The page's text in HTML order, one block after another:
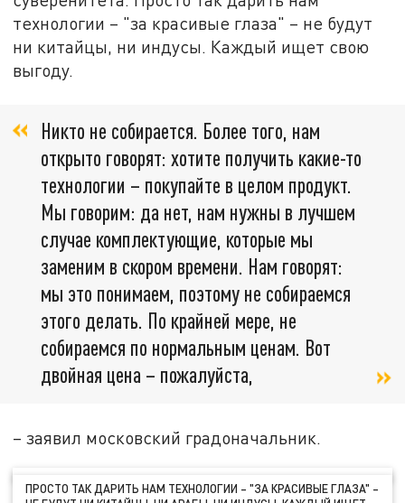
технологии – "за красивые глаза" – не будут
ни китайцы, ни индусы. Каждый ищет свою
выгоду.
Никто не собирается. Более того, нам
открыто говорят: хотите получить какие-то
технологии – покупайте в целом продукт.
Мы говорим: да нет, нам нужны в лучшем
случае комплектующие, которые мы
заменим в скором времени. Нам говорят:
мы это понимаем, поэтому не собираемся
этого делать. По крайней мере, не
собираемся по нормальным ценам. Вот
двойная цена – пожалуйста,
– заявил московский градоначальник.
ПРОСТО ТАК ДАРИТЬ НАМ ТЕХНОЛОГИИ – "ЗА КРАСИВЫЕ ГЛАЗА" –